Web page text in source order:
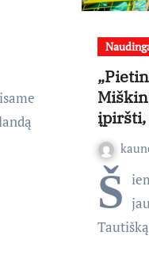
įpiršti,
Š